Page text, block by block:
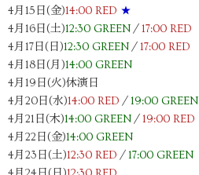
4月15日(金)14:00 RED ★
4月16日(土)12:30 GREEN ／17:00 RED
4月17日(日)12:30 GREEN ／17:00 RED
4月18日(月)14:00 GREEN
4月19日(火)休演日
4月20日(水)14:00 RED ／19:00 GREEN
4月21日(木)14:00 GREEN ／19:00 RED
4月22日(金)14:00 GREEN
4月23日(土)12:30 RED ／17:00 GREEN